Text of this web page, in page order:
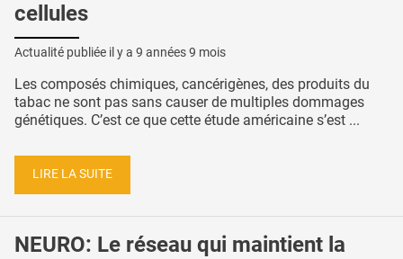
cellules
Actualité publiée il y a 9 années 9 mois
Les composés chimiques, cancérigènes, des produits du
tabac ne sont pas sans causer de multiples dommages
génétiques. C’est ce que cette étude américaine s’est ...
LIRE LA SUITE
NEURO: Le réseau qui maintient la